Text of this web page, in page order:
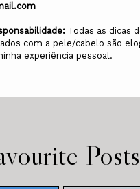
Todas as dicas
com a pele/cabelo são
experiência pessoal.
Posts